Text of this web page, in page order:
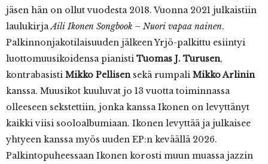
jäsen hän on ollut vuodesta 2018. Vuonna 2021 julkaistiin
laulukirja Aili Ikonen Songbook – Nuori vapaa nainen.
Palkinnonjakotilaisuuden jälkeen Yrjö-palkittu esiintyi
luottomuusikoidensa pianisti Tuomas J. Turusen,
kontrabasisti Mikko Pellisen sekä rumpali Mikko Arlinin
kanssa. Muusikot kuuluvat jo 13 vuotta toiminnassa
olleeseen sekstettiin, jonka kanssa Ikonen on levyttänyt
kaikki viisi sooloalbumiaan. Ikonen levyttää ja julkaisee
yhtyeen kanssa myös uuden EP:n keväällä 2026.
Palkintopuheessaan Ikonen korosti muun muassa jazzin